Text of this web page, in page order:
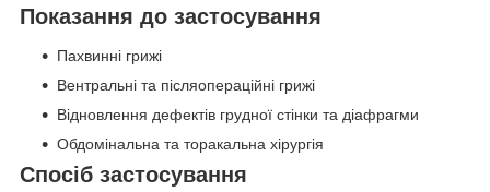
Показання до застосування
Пахвинні грижі
Вентральні та післяопераційні грижі
Відновлення дефектів грудної стінки та діафрагми
Обдомінальна та торакальна хірургія
Спосіб застосування